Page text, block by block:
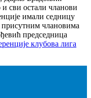
сви остали чланови
имали седницу
члановима
председница
клубова лига